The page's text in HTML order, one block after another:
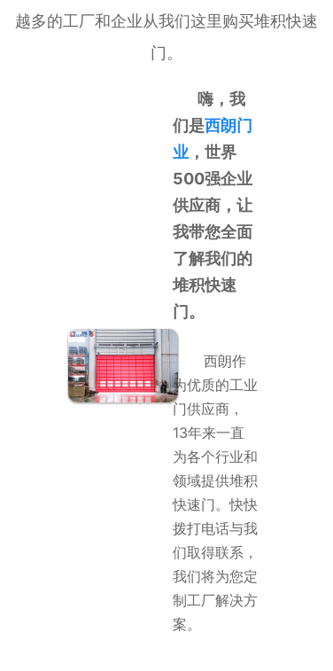
越多的工厂和企业从我们这里购买堆积快速
门。
嗨，我
们是西朗门
业，世界
500强企业
供应商，让
我带您全面
了解我们的
堆积快速
门。
西朗作
为优质的工业
门供应商，
13年来一直
为各个行业和
领域提供堆积
快速门。快快
拨打电话与我
们取得联系，
我们将为您定
制工厂解决方
案。